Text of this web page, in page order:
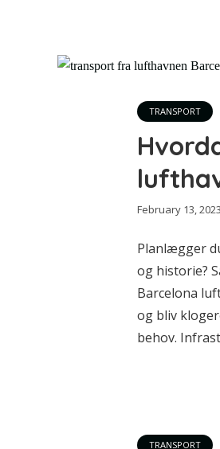
TRANSPORT
February 13, 2023
Planlægger
og historie?
Barcelona
og bliv
behov.
TRANSPORT